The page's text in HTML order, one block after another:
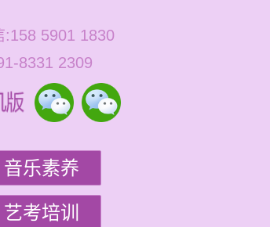
:158 5901 1830
8331 2309
音乐素养
艺考培训